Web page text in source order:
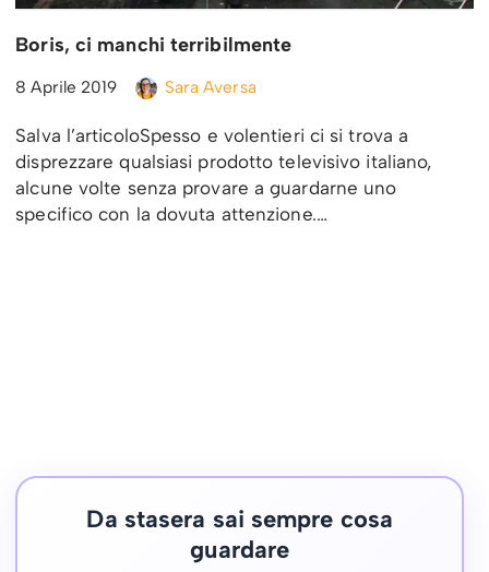
Boris, ci manchi terribilmente
8 Aprile 2019 Sara Aversa
Salva l’articoloSpesso e volentieri ci si trova a
disprezzare qualsiasi prodotto televisivo italiano,
alcune volte senza provare a guardarne uno
specifico con la dovuta attenzione.…
Da stasera sai sempre cosa
guardare